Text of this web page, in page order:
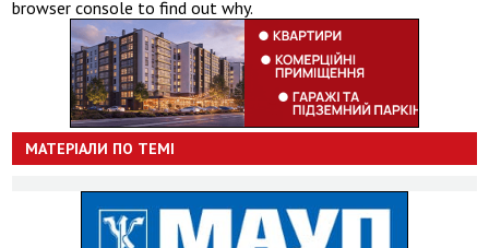
browser console to find out why.
МАТЕРІАЛИ ПО ТЕМІ